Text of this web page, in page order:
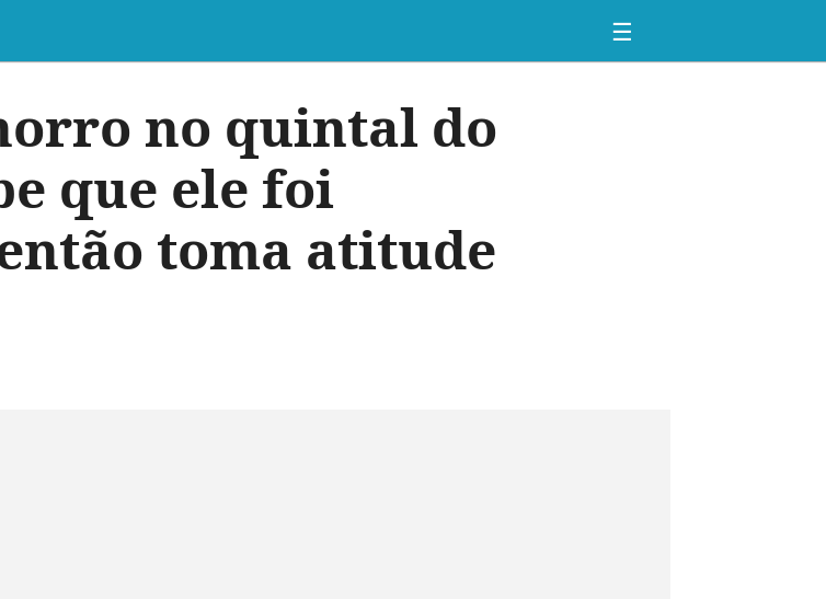
☰
no quintal do
que ele foi
toma atitude